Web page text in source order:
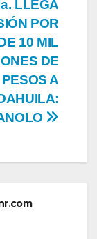
LLEGA
POR
10 MIL
DE
PESOS A